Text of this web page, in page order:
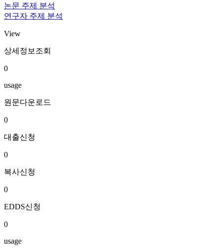
논문 주제 분석
연구자 주제 분석
View
상세정보조회
0
usage
원문다운로드
0
대출신청
0
복사신청
0
EDDS신청
0
usage